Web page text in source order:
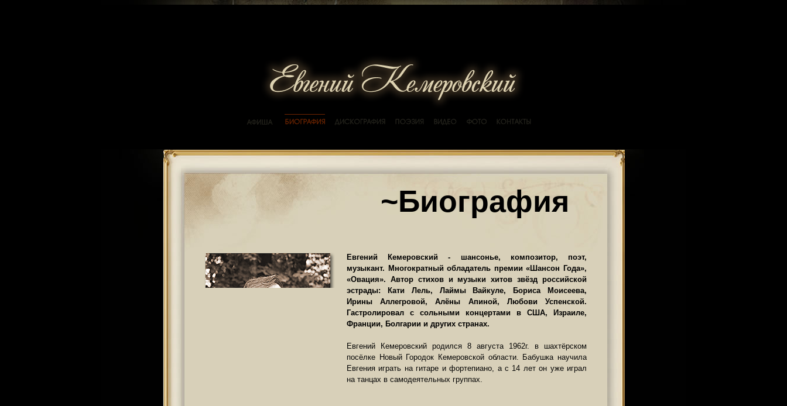
~Биография
Евгений Кемеровский - шансонье, композитор, поэт,
музыкант. Многократный обладатель премии «Шансон Года»,
«Овация». Автор стихов и музыки хитов звёзд российской
эстрады: Кати Лель, Лаймы Вайкуле, Бориса Моисеева,
Ирины Аллегровой, Алёны Апиной, Любови Успенской.
Гастролировал с сольными концертами в США, Израиле,
Франции, Болгарии и других странах.
Евгений Кемеровский родился 8 августа 1962г. в шахтёрском
посёлке Новый Городок Кемеровской области. Бабушка научила
Евгения играть на гитаре и фортепиано, а с 14 лет он уже играл
на танцах в самодеятельных группах.